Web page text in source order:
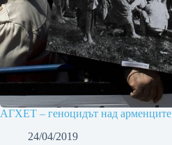
АГХЕТ – геноцидът над арменците
24/04/2019